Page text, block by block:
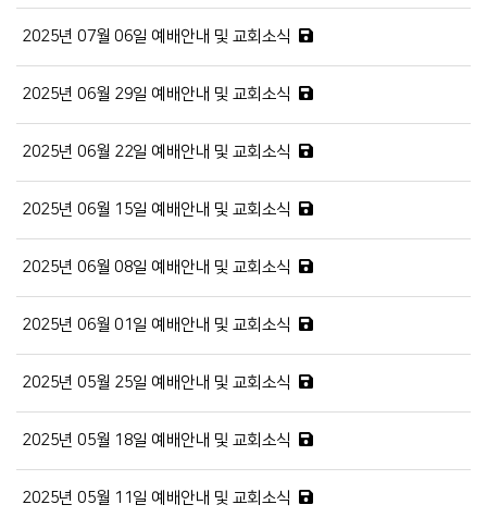
2025년 07월 06일 예배안내 및 교회소식
2025년 06월 29일 예배안내 및 교회소식
2025년 06월 22일 예배안내 및 교회소식
2025년 06월 15일 예배안내 및 교회소식
2025년 06월 08일 예배안내 및 교회소식
2025년 06월 01일 예배안내 및 교회소식
2025년 05월 25일 예배안내 및 교회소식
2025년 05월 18일 예배안내 및 교회소식
2025년 05월 11일 예배안내 및 교회소식